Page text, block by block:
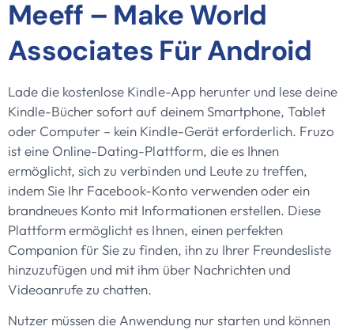
Meeff – Make World
Associates Für Android
Lade die kostenlose Kindle-App herunter und lese deine
Kindle-Bücher sofort auf deinem Smartphone, Tablet
oder Computer – kein Kindle-Gerät erforderlich. Fruzo
ist eine Online-Dating-Plattform, die es Ihnen
ermöglicht, sich zu verbinden und Leute zu treffen,
indem Sie Ihr Facebook-Konto verwenden oder ein
brandneues Konto mit Informationen erstellen. Diese
Plattform ermöglicht es Ihnen, einen perfekten
Companion für Sie zu finden, ihn zu Ihrer Freundesliste
hinzuzufügen und mit ihm über Nachrichten und
Videoanrufe zu chatten.
Nutzer müssen die Anwendung nur starten und können